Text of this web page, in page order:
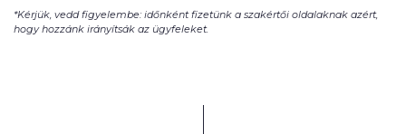
*Kérjük, vedd figyelembe: időnként fizetünk a szakértői oldalaknak azért,
hogy hozzánk irányítsák az ügyfeleket.